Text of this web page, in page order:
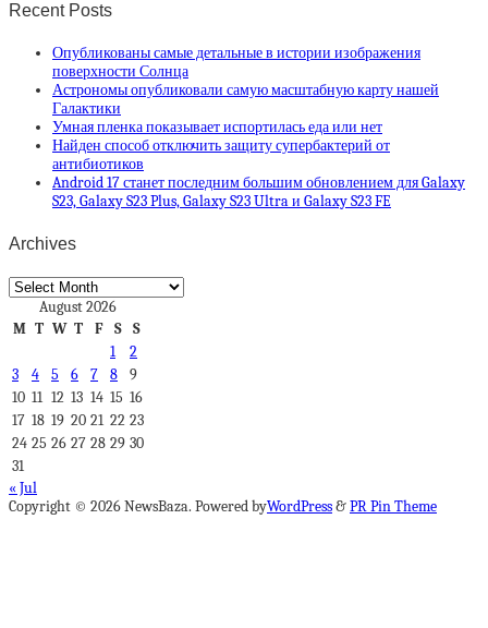
Recent Posts
Опубликованы самые детальные в истории изображения
поверхности Солнца
Астрономы опубликовали самую масштабную карту нашей
Галактики
Умная пленка показывает испортилась еда или нет
Найден способ отключить защиту супербактерий от
антибиотиков
Android 17 станет последним большим обновлением для Galaxy
S23, Galaxy S23 Plus, Galaxy S23 Ultra и Galaxy S23 FE
Archives
Archives
August 2026
M T W T F S
S
1
2
3
4 5 6 7 8
9
10 11 12 13 14 15 16
17 18 19 20 21 22 23
24 25 26 27 28 29 30
31
« Jul
Copyright © 2026 NewsBaza. Powered byWordPress&PR Pin Theme